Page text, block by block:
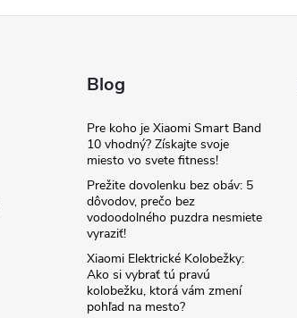
Blog
Pre koho je Xiaomi Smart Band
10 vhodný? Získajte svoje
miesto vo svete fitness!
Prežite dovolenku bez obáv: 5
dôvodov, prečo bez
vodoodolného puzdra nesmiete
vyraziť!
Xiaomi Elektrické Kolobežky:
Ako si vybrať tú pravú
kolobežku, ktorá vám zmení
pohľad na mesto?